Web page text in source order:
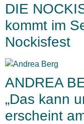
DIE
kommt im
Nockisfest
ANDREA
„Das kann
erscheint